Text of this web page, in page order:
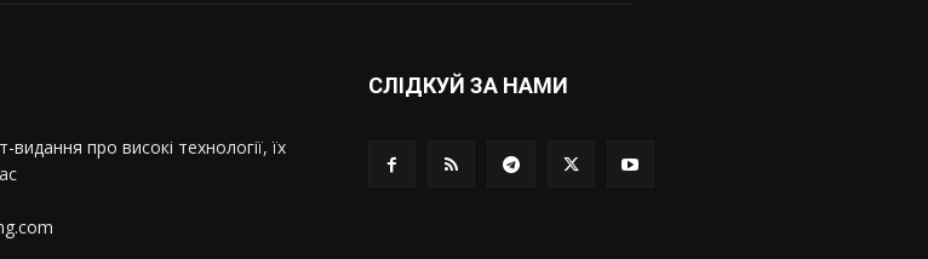
про високі технології, їх
СЛІДКУЙ ЗА НАМИ